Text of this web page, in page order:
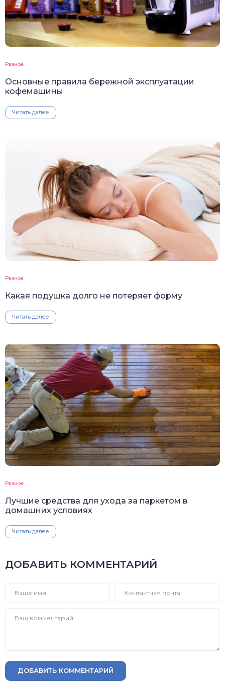
Разное
Основные правила бережной эксплуатации
кофемашины
Читать далее
Разное
Какая подушка долго не потеряет форму
Читать далее
Разное
Лучшие средства для ухода за паркетом в
домашних условиях
Читать далее
ДОБАВИТЬ КОММЕНТАРИЙ
ДОБАВИТЬ КОММЕНТАРИЙ